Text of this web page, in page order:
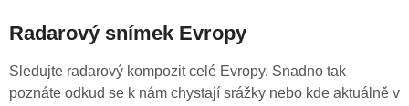
Radarový snímek Evropy
Sledujte radarový kompozit celé Evropy. Snadno tak
poznáte odkud se k nám chystají srážky nebo kde aktuálně v